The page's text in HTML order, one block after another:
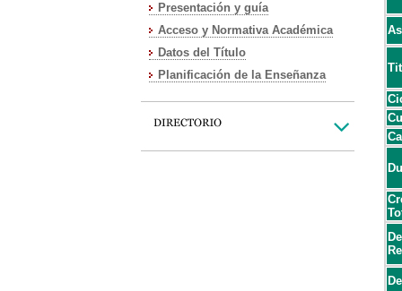
Presentación y guía
Acceso y Normativa Académica
Datos del Título
Planificación de la Enseñanza